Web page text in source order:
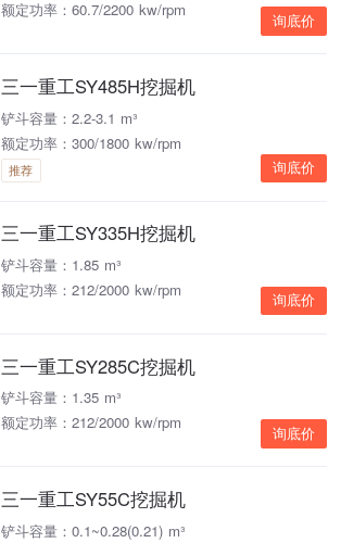
额定功率：60.7/2200 kw/rpm
询底价
三一重工SY485H挖掘机
铲斗容量：2.2-3.1 m³
额定功率：300/1800 kw/rpm
推荐 询底价
三一重工SY335H挖掘机
铲斗容量：1.85 m³
额定功率：212/2000 kw/rpm
询底价
三一重工SY285C挖掘机
铲斗容量：1.35 m³
额定功率：212/2000 kw/rpm
询底价
三一重工SY55C挖掘机
铲斗容量：0.1~0.28(0.21) m³